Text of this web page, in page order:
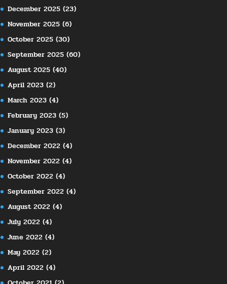
December 2025(23)
November 2025(6)
October 2025(30)
September 2025(60)
August 2025(40)
April 2023(2)
March 2023(4)
February 2023(5)
January 2023(3)
December 2022 (4)
November 2022 (4)
October 2022 (4)
September 2022 (4)
August 2022 (4)
July 2022 (4)
June 2022 (4)
May 2022 (2)
April 2022 (4)